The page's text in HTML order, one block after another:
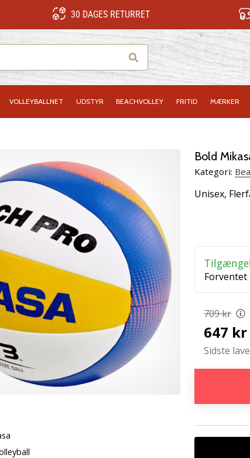
30 DAGES RETURRET
VOLLEYBALLNET UDSTYR BEACHVOLLEY FRITID MÆRKER
Bold
Kategori:
Unisex,
Forventet
709 kr
647 kr
Sidste